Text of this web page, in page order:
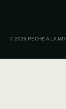
© 2026 PECHE A LA